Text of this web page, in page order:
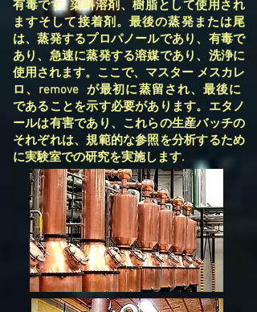
有毒です 染料溶剤、樹脂として使用され
ますそして接着剤。最後の蒸発または尾
は、蒸発するプロパノールであり、有毒で
あり、急速に蒸発する溶媒であり、洗浄に
使用されます。ここで、マスター メスカレ
ロ、remove が最初に蒸留され、最後に
であることを示す必要があります。エタノ
ールは有害であり、これらの生産バッチの
それぞれは、規範的な参照を分析するため
に実験室での研究を実施します.